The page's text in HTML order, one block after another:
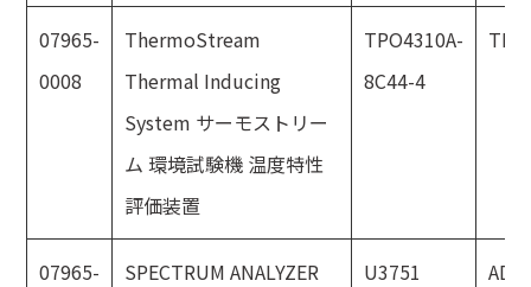
07965-
0008
ThermoStream
Thermal Inducing
System サーモストリー
ム 環境試験機 温度特性
評価装置
TPO4310A-
8C44-4
07965-
SPECTRUM ANALYZER U3751